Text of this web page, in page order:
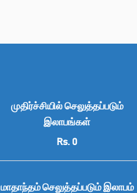
முதிர்ச்சியில் செலுத்தப்படும்
இலாபங்கள்
Rs. 0
மாதாந்தம் செலுத்தப்படும் இலாபம்